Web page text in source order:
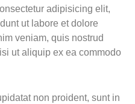
adipisicing elit,
ut labore et dolore
veniam, quis nostrud
ut aliquip ex ea commodo
non proident, sunt in